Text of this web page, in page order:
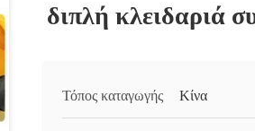
διπλή κλειδαριά
Τόπος καταγωγής Κίνα